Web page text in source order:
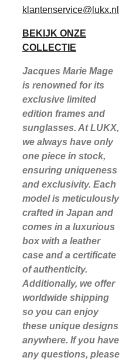
klantenservice@lukx.nl
BEKIJK ONZE
COLLECTIE
Jacques Marie Mage
is renowned for its
exclusive limited
edition frames and
sunglasses. At LUKX,
we always have only
one piece in stock,
ensuring uniqueness
and exclusivity. Each
model is meticulously
crafted in Japan and
comes in a luxurious
box with a leather
case and a certificate
of authenticity.
Additionally, we offer
worldwide shipping
so you can enjoy
these unique designs
anywhere. If you have
any questions, please